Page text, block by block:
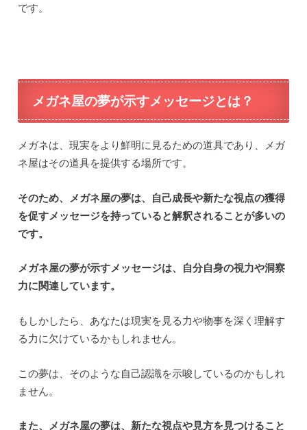
です。
メガネ屋の夢が示すメッセージとは？
メガネは、現実をより鮮明に見るための道具であり、メガ
ネ屋はその道具を提供する場所です。
そのため、メガネ屋の夢は、自己成長や新たな視点の獲得
を促すメッセージを持っていると解釈されることが多いの
です。
メガネ屋の夢が示すメッセージは、自分自身の視力や洞察
力に関連しています。
もしかしたら、あなたは現実を見る力や物事を深く理解す
る力に欠けているかもしれません。
この夢は、そのような自己認識を示唆しているのかもしれ
ません。
また、メガネ屋の夢は、新たな視点や見方を見つけること